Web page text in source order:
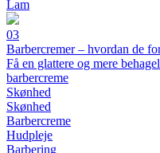
Lam
03
Barbercremer – hvordan de
Få en glattere og mere
barbercreme
Skønhed
Skønhed
Barbercreme
Hudpleje
Barbering